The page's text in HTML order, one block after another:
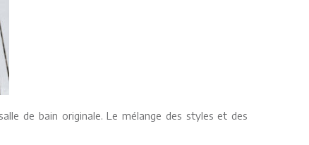
de bain originale. Le mélange des styles et des